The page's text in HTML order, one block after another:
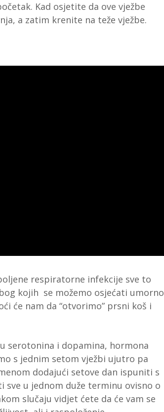
Kad osjetite da ove vježbe
a zatim krenite na teže vježbe.
respiratorne infekcije sve to
kojih se možemo osjećati umorno
će nam da “otvorimo” prsni koš i
serotonina i dopamina, hormona
s jednim setom vježbi ujutro pa
dodajući setove dan ispuniti s
u jednom duže terminu ovisno o
slučaju vidjet ćete da će vam se